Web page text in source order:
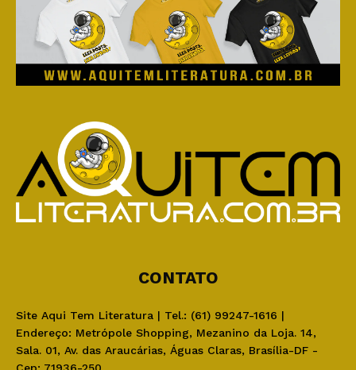
CONTATO
Site Aqui Tem Literatura | Tel.: (61) 99247-1616 |
Endereço: Metrópole Shopping, Mezanino da Loja. 14,
Sala. 01, Av. das Araucárias, Águas Claras, Brasília-DF -
Cep: 71936-250